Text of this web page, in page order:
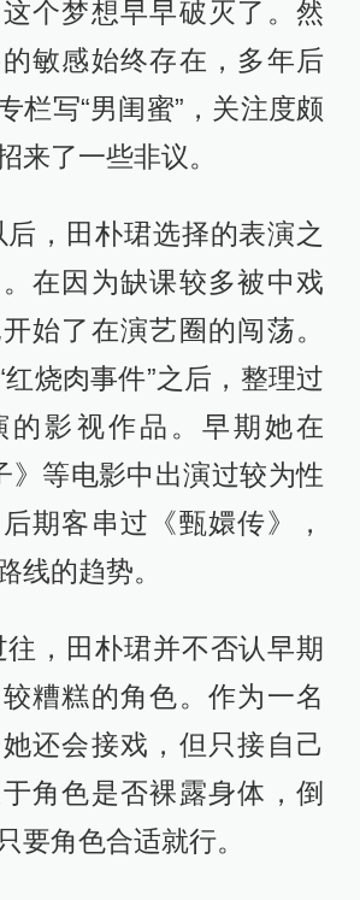
个梦想早早破灭了。然
敏感始终存在，多年后
栏写“男闺蜜”，关注度颇
来了一些非议。
田朴珺选择的表演之
在因为缺课较多被中戏
始了在演艺圈的闯荡。
烧肉事件”之后，整理过
的影视作品。早期她在
》等电影中出演过较为性
期客串过《甄嬛传》，
线的趋势。
田朴珺并不否认早期
糟糕的角色。作为一名
还会接戏，但只接自己
角色是否裸露身体，倒
要角色合适就行。